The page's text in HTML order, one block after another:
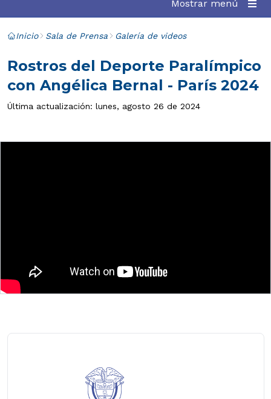
Mostrar menú
Inicio Sala de Prensa Galería de videos
Rostros del Deporte Paralímpico
con Angélica Bernal - París 2024
Última actualización: lunes, agosto 26 de 2024